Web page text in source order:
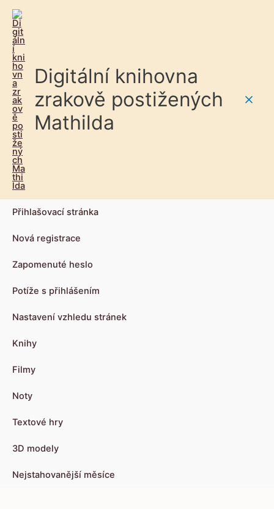
Digitální knihovna
zrakově postižených
Mathilda
Přihlašovací stránka
Nová registrace
Zapomenuté heslo
Potíže s přihlášením
Nastavení vzhledu stránek
Knihy
Filmy
Noty
Textové hry
3D modely
Nejstahovanější měsíce